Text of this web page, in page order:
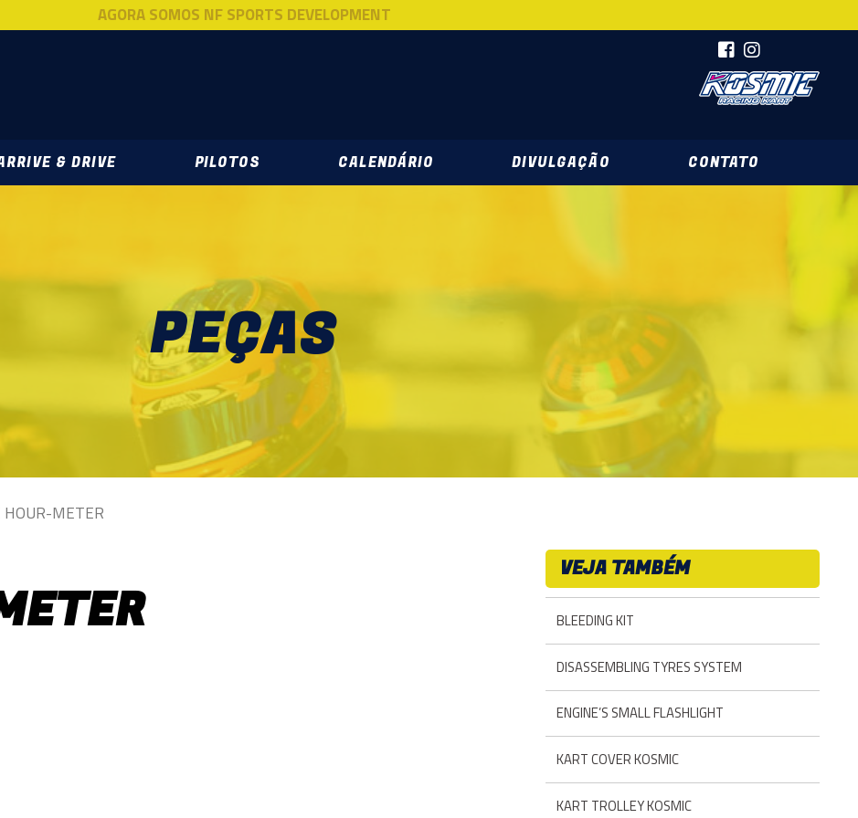
AGORA SOMOS NF SPORTS DEVELOPMENT
& DRIVE PILOTOS CALENDÁRIO DIVULGAÇÃO CONTATO
PEÇAS
HOUR-METER
VEJA TAMBÉM
BLEEDING KIT
DISASSEMBLING TYRES SYSTEM
ENGINE’S SMALL FLASHLIGHT
KART COVER KOSMIC
KART TROLLEY KOSMIC